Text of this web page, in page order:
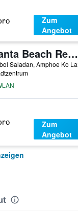
Zum
Angebot
Chada Lanta Beach Resort
Zum
Angebot